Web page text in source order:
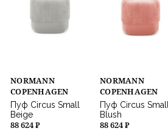
NORMANN
COPENHAGEN
Пуф Circus Small
Beige
88 624 ₽
NORMANN
COPENHAGEN
Пуф Circus Small
Blush
88 624 ₽